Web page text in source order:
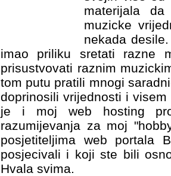
materijala
muzicke
nekada
imao priliku sretati razne
prisustvovati raznim
tom putu pratili mnogi
doprinosili vrijednosti i
je i moj web hosting
razumijevanja za moj
posjetiteljima web portala
posjecivali i koji ste bili
Hvala svima.